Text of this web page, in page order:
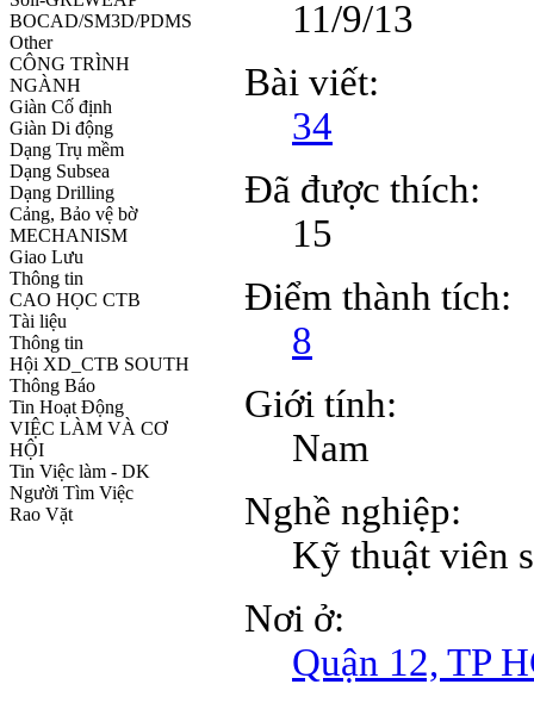
BOCAD/SM3D/PDMS
Other
CÔNG TRÌNH
NGÀNH
Giàn Cố định
Giàn Di động
Dạng Trụ mềm
Dạng Subsea
Dạng Drilling
Cảng, Bảo vệ bờ
MECHANISM
Giao Lưu
Thông tin
CAO HỌC CTB
Tài liệu
Thông tin
Hội XD_CTB SOUTH
Thông Báo
Tin Hoạt Động
VIỆC LÀM VÀ CƠ
HỘI
Tin Việc làm - DK
Người Tìm Việc
Rao Vặt
11/9/13
Bài viết:
34
Đã được thích:
15
Điểm thành tích:
8
Giới tính:
Nam
Nghề nghiệp:
Kỹ thuật viên
Nơi ở:
Quận 12, TP